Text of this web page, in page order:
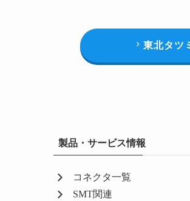
東北タツ
製品・サービス情報
コネクタ一覧
SMT関連